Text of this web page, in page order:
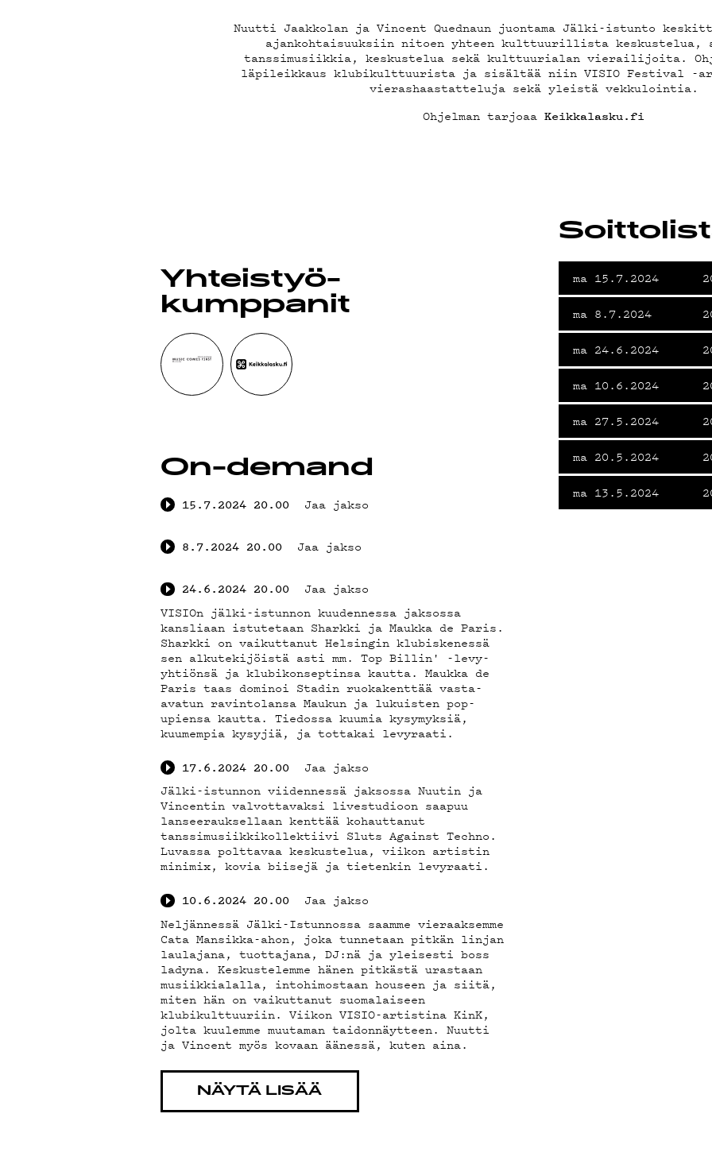
MAINOSTA
G LIVELAB
TIETOSUOJA
Nuutti Jaakkolan ja Vincent Quednaun juontama Jälki-istunto
ajankohtaisuuksiin nitoen yhteen kulttuurillista keskustelua,
tanssimusiikkia, keskustelua sekä kulttuurialan vierailijoita.
läpileikkaus klubikulttuurista ja sisältää niin VISIO Festival
vierashaastatteluja sekä yleistä vekkulointia.
Ohjelman tarjoaaKeikkalasku.fi
ma 15.7.2024
ma 8.7.2024
ma 24.6.2024
ma 10.6.2024
ma 27.5.2024
ma 20.5.2024
ma 13.5.2024
Yhteistyö­
kumppanit
On-demand
15.7.2024 20.00 Jaa jakso
8.7.2024 20.00 Jaa jakso
24.6.2024 20.00
Jaa jakso
VISIOn jälki-istunnon kuudennessa jaksossa
kansliaan istutetaan Sharkki ja Maukka de Paris.
Sharkki on vaikuttanut Helsingin klubiskenessä
sen alkutekijöistä asti mm. Top Billin' -levy-
yhtiönsä ja klubikonseptinsa kautta. Maukka de
Paris taas dominoi Stadin ruokakenttää vasta-
avatun ravintolansa Maukun ja lukuisten pop-
upiensa kautta. Tiedossa kuumia kysymyksiä,
kuumempia kysyjiä, ja tottakai levyraati.
17.6.2024 20.00
Jaa jakso
Jälki-istunnon viidennessä jaksossa Nuutin ja
Vincentin valvottavaksi livestudioon saapuu
lanseerauksellaan kenttää kohauttanut
tanssimusiikkikollektiivi Sluts Against Techno.
Luvassa polttavaa keskustelua, viikon artistin
minimix, kovia biisejä ja tietenkin levyraati.
10.6.2024 20.00
Jaa jakso
Neljännessä Jälki-Istunnossa saamme vieraaksemme
Cata Mansikka-ahon, joka tunnetaan pitkän linjan
laulajana, tuottajana, DJ:nä ja yleisesti boss
ladyna. Keskustelemme hänen pitkästä urastaan
musiikkialalla, intohimostaan houseen ja siitä,
miten hän on vaikuttanut suomalaiseen
klubikulttuuriin. Viikon VISIO-artistina KinK,
jolta kuulemme muutaman taidonnäytteen. Nuutti
ja Vincent myös kovaan äänessä, kuten aina.
NÄYTÄ LISÄÄ